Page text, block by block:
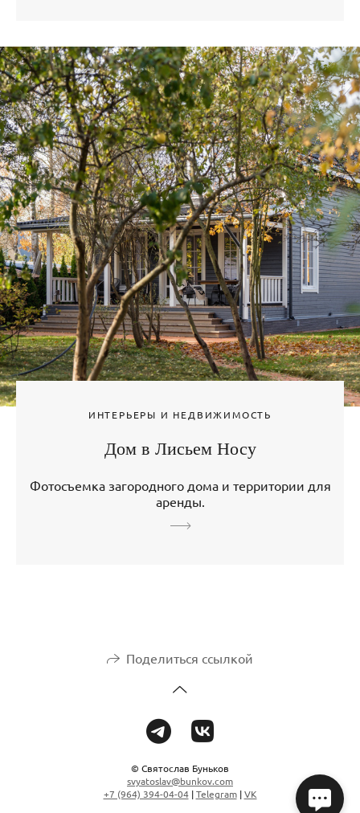
ИНТЕРЬЕРЫ И НЕДВИЖИМОСТЬ
Дом в Лисьем Носу
Фотосъемка загородного дома и территории для
аренды.
Поделиться ссылкой
© Святослав Буньков
svyatoslav@bunkov.com
+7 (964) 394-04-04|Telegram|VK